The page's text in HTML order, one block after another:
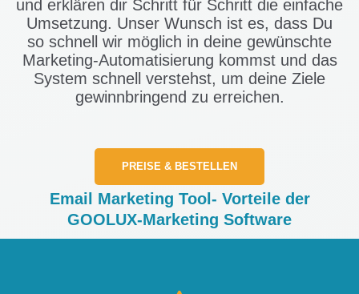
und erklären dir Schritt für Schritt die einfache
Umsetzung. Unser Wunsch ist es, dass Du
so schnell wir möglich in deine gewünschte
Marketing-Automatisierung kommst und das
System schnell verstehst, um deine Ziele
gewinnbringend zu erreichen.
PREISE & BESTELLEN
Email Marketing Tool- Vorteile der
GOOLUX-Marketing Software